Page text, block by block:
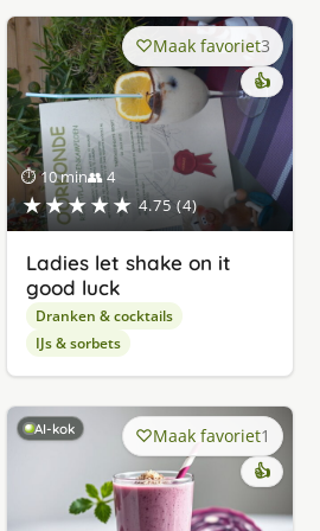
⏱ 10 min👥 4
★★★★★ 4.75 (4)
Maak favoriet3
👍
Ladies let shake on it
good luck
Dranken & cocktails
IJs & sorbets
AI-kok Maak favoriet1
👍